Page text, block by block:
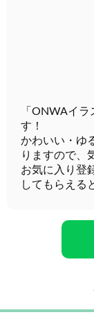
「ONWAイ
す！
かわいい・ゆ
りますので、
お気に入り登
してもらえる